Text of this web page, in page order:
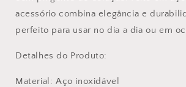
acessório combina elegância e
perfeito para usar no dia a dia ou em
Detalhes do Produto:
Material: Aço inoxidável